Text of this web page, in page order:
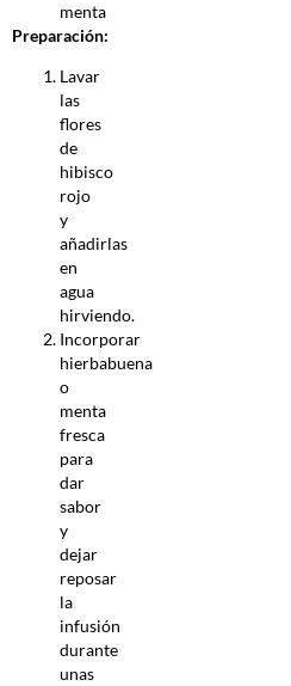
menta
Preparación:
Lavar
las
flores
de
hibisco
rojo
y
añadirlas
en
agua
hirviendo.
Incorporar
hierbabuena
o
menta
fresca
para
dar
sabor
y
dejar
reposar
la
infusión
durante
unas